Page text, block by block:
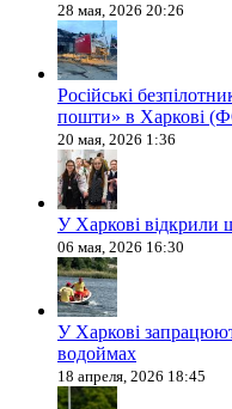
28 мая, 2026 20:26
Російські
пошти» в Харкові
20 мая, 2026 1:36
У Харкові
06 мая, 2026 16:30
У Харкові
водоймах
18 апреля, 2026 18:45